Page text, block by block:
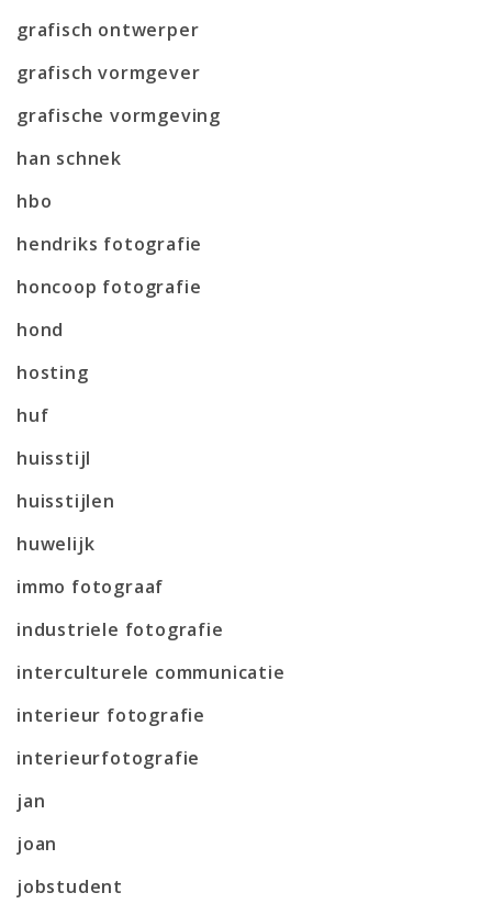
grafisch ontwerper
grafisch vormgever
grafische vormgeving
han schnek
hbo
hendriks fotografie
honcoop fotografie
hond
hosting
huf
huisstijl
huisstijlen
huwelijk
immo fotograaf
industriele fotografie
interculturele communicatie
interieur fotografie
interieurfotografie
jan
joan
jobstudent